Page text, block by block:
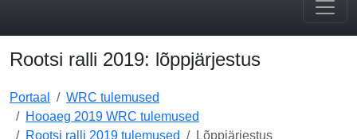
Rootsi ralli 2019: lõppjärjestus
Portaal
WRC tulemused
Hooaeg 2019 WRC tulemused
Rootsi ralli 2019 tulemused
Lõppjärjestus